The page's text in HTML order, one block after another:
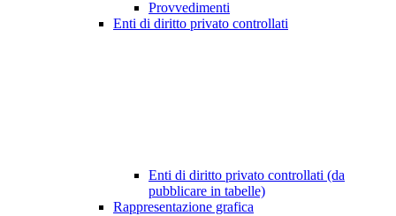
Provvedimenti
Enti di diritto privato controllati
Enti di diritto privato controllati (da
pubblicare in tabelle)
Rappresentazione grafica